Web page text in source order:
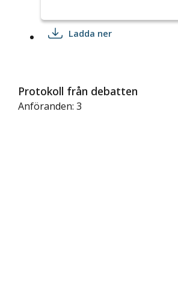
Ladda ner
Protokoll från debatten
Anföranden: 3